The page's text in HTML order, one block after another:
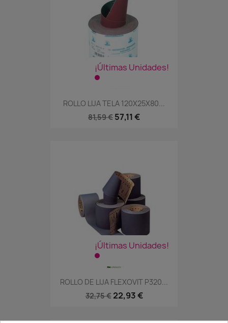
¡Últimas Unidades!
ROLLO LIJA TELA 120X25X80...
81,59 € 57,11 €
¡Últimas Unidades!
ROLLO DE LIJA FLEXOVIT P320...
32,75 € 22,93 €